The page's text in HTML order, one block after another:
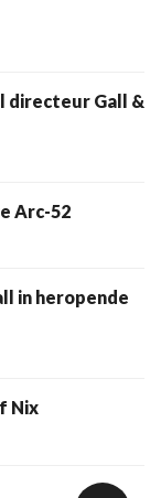
directeur Gall &
Arc-52
in heropende
Nix